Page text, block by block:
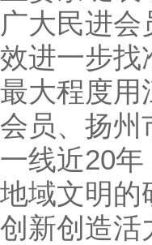
广大民进
效进一步找
最大程度用
会员、扬州
一线近20
地域文明的
创新创造活